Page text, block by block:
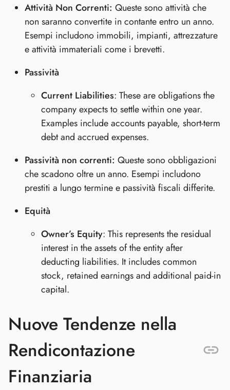
Attività Non Correnti: Queste sono attività che
non saranno convertite in contante entro un anno.
Esempi includono immobili, impianti, attrezzature
e attività immateriali come i brevetti.
Passività
Current Liabilities: These are obligations the
company expects to settle within one year.
Examples include accounts payable, short-term
debt and accrued expenses.
Passività non correnti: Queste sono obbligazioni
che scadono oltre un anno. Esempi includono
prestiti a lungo termine e passività fiscali differite.
Equità
Owner’s Equity: This represents the residual
interest in the assets of the entity after
deducting liabilities. It includes common
stock, retained earnings and additional paid-in
capital.
Nuove Tendenze nella
Rendicontazione
Finanziaria